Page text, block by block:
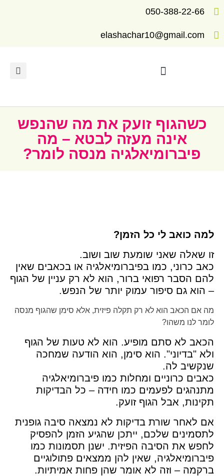
050-388-22-66
elashachar10@gmail.com
כשהגוף זועק את מה שהנפש
אינה מעזה לבטא – מה
פיברומיאלגיה מנסה לומר?
למה כואב לי כל הזמן?
זו שאלה שאני שומעת שוב ושוב.
כאב כרוני, כמו בפיברומיאלגיה או בכאבים שאין
להם הסבר רפואי ברור, הוא לא רק עניין של הגוף
– הוא גם סיפור עמוק יותר של הנפש.
מה אם הכאב הוא לא רק תקלה פיזית, אלא סימן שהגוף מנסה
לומר לנו משהו?
הכאב לא סתם מופיע. הוא לא טעות של הגוף
ולא "בדיוני". הוא סימן, הוא הודעה שמחכה
שנקשיב לה.
כאבים כרוניים ומחלות כמו פיברומיאלגיה
מתנהגים לפעמים כמו חידה – כל הבדיקות
תקינות, אבל הגוף זועק.
אם לאחר שורת בדיקות לא נמצאה סיבה גופנית
לתסמינים שלכם, ייתכן שהגיע הזמן להפסיק
לחפש את הסיבה הפיזית. ישנן תסמונות כמו
פיברומיאלגיה, שאין להן ממצאים פתולוגיים
ברקמה – וזה לא אומר שהן פחות אמיתיות.